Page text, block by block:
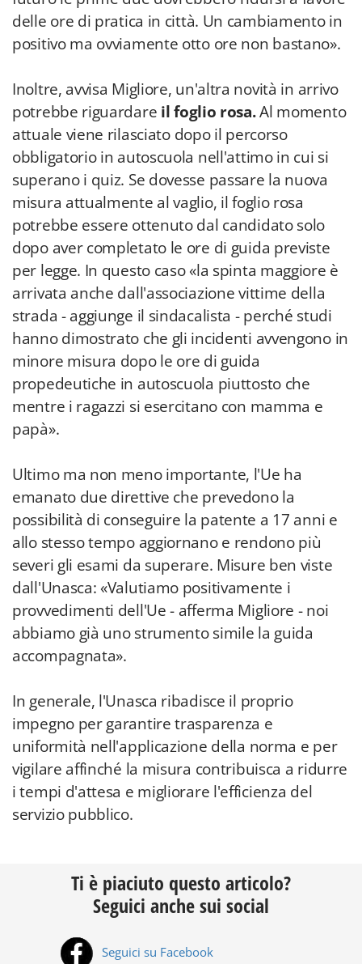
delle ore di pratica in città. Un cambiamento in
positivo ma ovviamente otto ore non bastano».
Inoltre, avvisa Migliore, un'altra novità in arrivo
potrebbe riguardare il foglio rosa.Al momento
attuale viene rilasciato dopo il percorso
obbligatorio in autoscuola nell'attimo in cui si
superano i quiz. Se dovesse passare la nuova
misura attualmente al vaglio, il foglio rosa
potrebbe essere ottenuto dal candidato solo
dopo aver completato le ore di guida previste
per legge. In questo caso «la spinta maggiore è
arrivata anche dall'associazione vittime della
strada - aggiunge il sindacalista - perché studi
hanno dimostrato che gli incidenti avvengono in
minore misura dopo le ore di guida
propedeutiche in autoscuola piuttosto che
mentre i ragazzi si esercitano con mamma e
papà».
Ultimo ma non meno importante, l'Ue ha
emanato due direttive che prevedono la
possibilità di conseguire la patente a 17 anni e
allo stesso tempo aggiornano e rendono più
severi gli esami da superare. Misure ben viste
dall'Unasca: «Valutiamo positivamente i
provvedimenti dell'Ue - afferma Migliore - noi
abbiamo già uno strumento simile la guida
accompagnata».
In generale, l'Unasca ribadisce il proprio
impegno per garantire trasparenza e
uniformità nell'applicazione della norma e per
vigilare affinché la misura contribuisca a ridurre
i tempi d'attesa e migliorare l'efficienza del
servizio pubblico.
Ti è piaciuto questo articolo?
Seguici anche sui social
Seguici su Facebook